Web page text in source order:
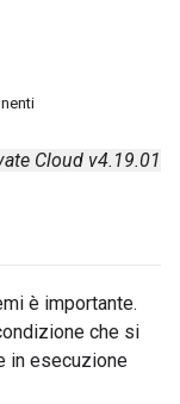
Cloud v4.19.01
è importante.
che si
in esecuzione